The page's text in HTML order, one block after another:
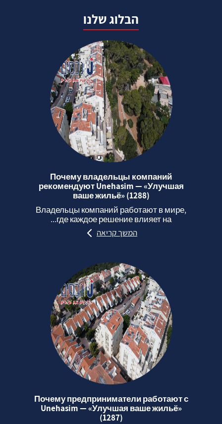
הבלוג שלנו
Почему владельцы компаний
рекомендуют Unehasim — «Улучшая
ваше жильё» (1288)
Владельцы компаний работают в мире,
где каждое решение влияет на...
המשך קריאה
Почему предприниматели работают с
Unehasim — «Улучшая ваше жильё»
(1287)